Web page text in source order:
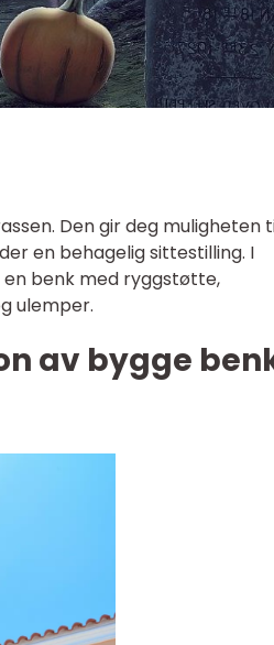
Den gir deg muligheten
en behagelig sittestilling. I
en benk med ryggstøtte,
ulemper.
av bygge